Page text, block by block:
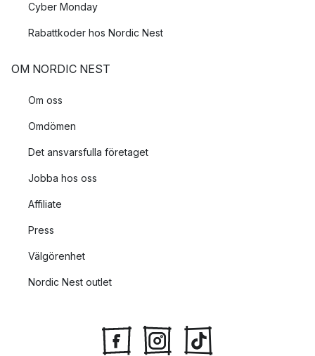
Cyber Monday
Rabattkoder hos Nordic Nest
OM NORDIC NEST
Om oss
Omdömen
Det ansvarsfulla företaget
Jobba hos oss
Affiliate
Press
Välgörenhet
Nordic Nest outlet